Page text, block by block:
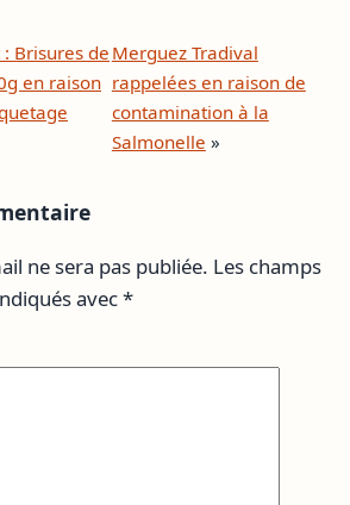
Brisures de
en raison
Merguez Tradival
rappelées en raison de
contamination à la
Salmonelle »
ne sera pas publiée. Les champs
avec*